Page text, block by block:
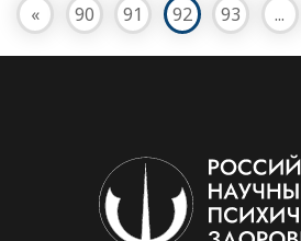
« 90 91 92 93 ...